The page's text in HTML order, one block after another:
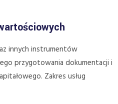
innych instrumentów
przygotowania dokumentacji i
Zakres usług